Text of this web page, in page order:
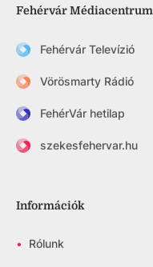
Fehérvár Médiacentrum
Fehérvár Televízió
Vörösmarty Rádió
FehérVár hetilap
szekesfehervar.hu
Információk
• Rólunk